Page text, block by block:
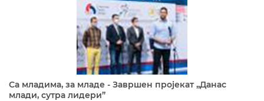
Са младима, за младе - Завршен пројекат „Данас
млади, сутра лидери”